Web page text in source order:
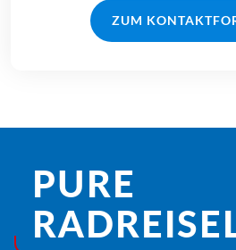
ZUM
PURE